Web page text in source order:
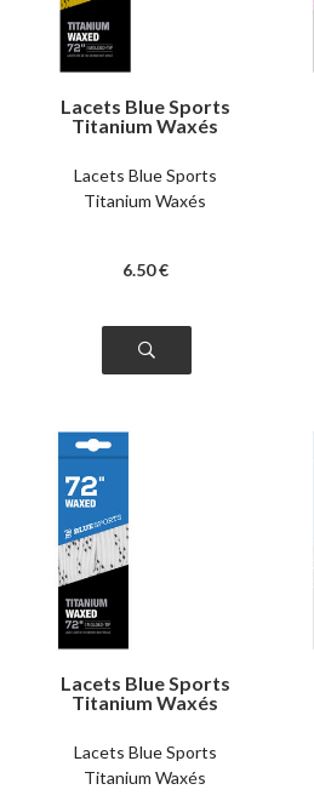
Lacets Blue Sports
Titanium Waxés
Lacets Blue Sports
Titanium Waxés
6.50 €
Lacets Blue Sports
Titanium Waxés
Lacets Blue Sports
Titanium Waxés